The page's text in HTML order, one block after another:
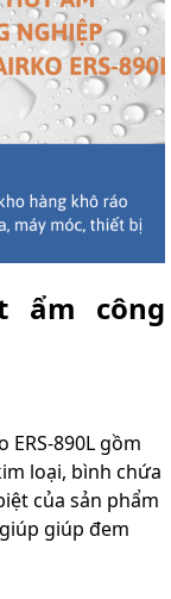
ẩm công
890L gồm
loại, bình chứa
của sản phẩm
giúp đem